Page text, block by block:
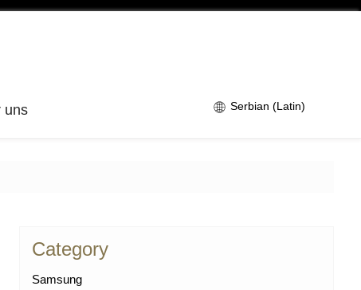
uns Serbian (Latin)
Category
Samsung